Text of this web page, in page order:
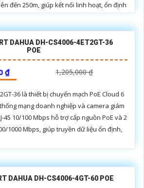
đến 250m, giúp kết nối linh hoạt, ổn định
DAHUA DH-CS4006-4ET2GT-36
POE
₫ 1,205,000 ₫
36 là thiết bị chuyển mạch PoE Cloud 6
mạng doanh nghiệp và camera giám
45 10/100 Mbps hỗ trợ cấp nguồn PoE và 2
1000 Mbps, giúp truyền dữ liệu ổn định,
DAHUA DH-CS4006-4GT-60 POE